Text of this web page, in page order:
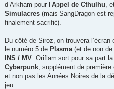
d’Arkham pour l’Appel de Cthulhu ,
Simulacres (mais SangDragon est
finalement sacrifié).
Du côté de Siroz, on trouvera l’écran
le numéro 5 de Plasma (et de non
INS / MV . Oriflam sort pour sa part
Cyberpunk , supplément de
et non pas les Années Noires de la
jeu.